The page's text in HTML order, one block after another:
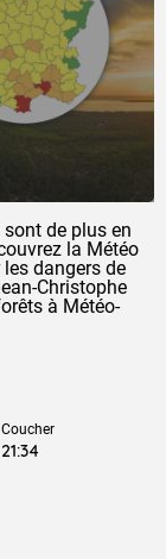
de plus en
la Météo
dangers de
Christophe
à Météo-
Coucher
21:34